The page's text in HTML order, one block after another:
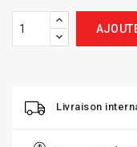
Livraison